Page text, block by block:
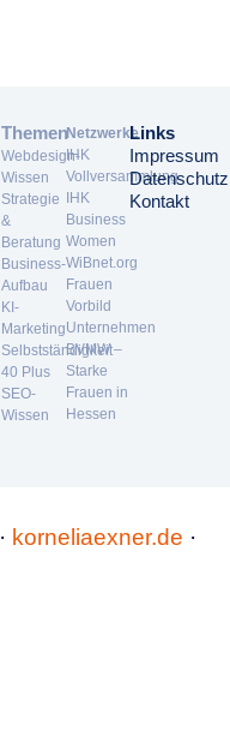
Themen
Webdesign-
Wissen
Strategie
&
Beratung
Business-
Aufbau
KI-
Marketing
Selbstständigkeit
40 Plus
SEO-
Wissen
Netzwerke
IHK
Vollversammlung
IHK
Business
Women
WiBnet.org
Frauen
Vorbild
Unternehmen
BVMW –
Starke
Frauen in
Hessen
Links
Impressum
Datenschutz
Kontakt
· korneliaexner.de ·